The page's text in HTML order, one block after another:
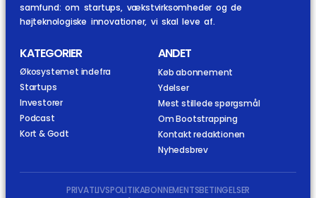
samfund: om startups, vækstvirksomheder og de
højteknologiske innovationer, vi skal leve af.
KATEGORIER
Økosystemet indefra
Startups
Investorer
Podcast
Kort & Godt
ANDET
Køb abonnement
Ydelser
Mest stillede spørgsmål
Om Bootstrapping
Kontakt redaktionen
Nyhedsbrev
PRIVATLIVSPOLITIKABONNEMENTSBETINGELSER